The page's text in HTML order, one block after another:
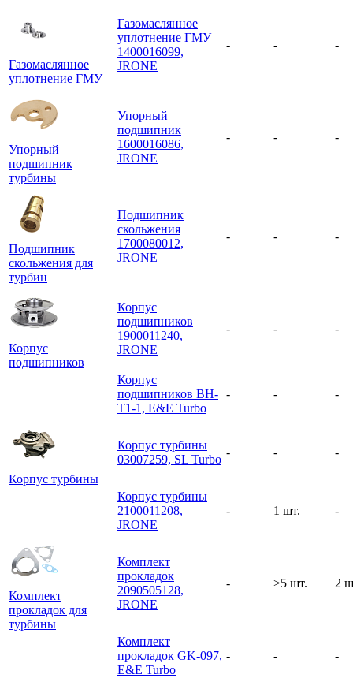
Газомаслянное
уплотнение ГМУ
Газомаслянное
уплотнение ГМУ
1400016099,
JRONE
- - -
Упорный
подшипник
турбины
Упорный
подшипник
1600016086,
JRONE
- - -
Подшипник
скольжения для
турбин
Подшипник
скольжения
1700080012,
JRONE
- - -
Корпус
подшипников
Корпус
подшипников
1900011240,
JRONE
- - -
Корпус
подшипников BH-
T1-1, E&E Turbo
- - -
Корпус турбины
Корпус турбины
03007259, SL Turbo
- - -
Корпус турбины
2100011208,
JRONE
- 1 шт. -
Комплект
прокладок для
турбины
Комплект
прокладок
2090505128,
JRONE
- >5 шт. 2
Комплект
прокладок GK-097,
E&E Turbo
- - -